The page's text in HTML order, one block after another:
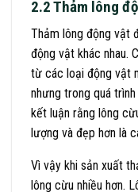
2.2 Thảm lông
Thảm lông động vật
động vật khác nhau.
từ các loại động vật
nhưng trong quá
kết luận rằng lông
lượng và đẹp hơn là
Vì vậy khi sản xuất
lông cừu nhiều hơn.